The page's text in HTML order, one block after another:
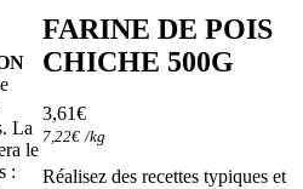
FARINE DE POIS
CHICHE 500G
3,61€
7,22€ /kg
Réalisez des recettes typiques et
La
le
: